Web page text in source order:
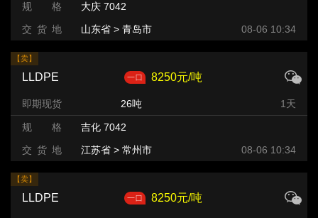
规 格
大庆 7042
交 货 地
山东省 > 青岛市 08-06 10:34
【卖】
LLDPE 8250元/吨
即期现货 26吨 1天
规 格
吉化 7042
交 货 地
江苏省 > 常州市 08-06 10:34
【卖】
LLDPE 8250元/吨